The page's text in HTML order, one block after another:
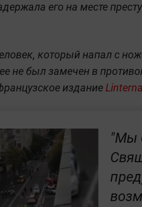
его на месте
который напал с
не был замечен в
издание
"Мы